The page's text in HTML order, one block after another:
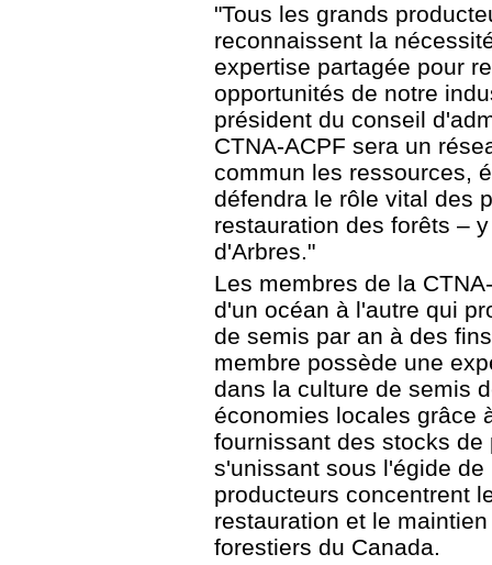
"Tous les grands
reconnaissent la
expertise partagée pour
opportunités de notre
président du conseil
CTNA-ACPF sera un
commun les ressources,
défendra le rôle vital des
restauration des forêts –
d'Arbres."
Les membres de la
d'un océan à l'autre qui
de semis par an à des
membre possède une
dans la culture de semis
économies locales grâce
fournissant des stocks
s'unissant sous l'égide de
producteurs concentrent
restauration et le
forestiers du Canada.